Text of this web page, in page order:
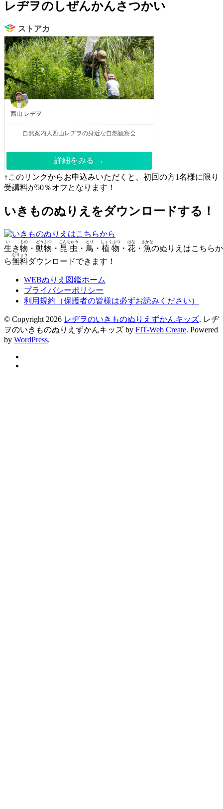
レヂヲのしぜんかんさつかい
ストアカ
西山 レヂヲ
自然案内人西山レヂヲの身近な自然観察会
詳細をみる →
↑このリンクからお申込みいただくと、初回の方1名様に限り
受講料が50％オフとなります！
いきものぬりえをダウンロードする！
生
い
き物
もの
・ 動物
どうぶつ
・ 昆虫
こんちゅう
・ 鳥
とり
・ 植物
しょくぶつ
・ 花
はな
・ 魚
さかな
のぬりえはこちらか
ら無料
むりょう
ダウンロードできます！
WEBぬりえ図鑑ホーム
プライバシーポリシー
利用規約（保護者の皆様は必ずお読みください）
© Copyright 2026 レヂヲのいきものぬりえずかんキッズ. レヂ
ヲのいきものぬりえずかんキッズ by FIT-Web Create. Powered
by WordPress.